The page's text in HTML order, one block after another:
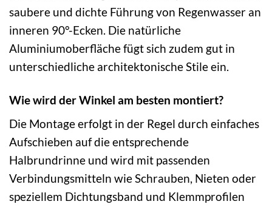
saubere und dichte Führung von Regenwasser an
inneren 90°-Ecken. Die natürliche
Aluminiumoberfläche fügt sich zudem gut in
unterschiedliche architektonische Stile ein.
Wie wird der Winkel am besten montiert?
Die Montage erfolgt in der Regel durch einfaches
Aufschieben auf die entsprechende
Halbrundrinne und wird mit passenden
Verbindungsmitteln wie Schrauben, Nieten oder
speziellem Dichtungsband und Klemmprofilen